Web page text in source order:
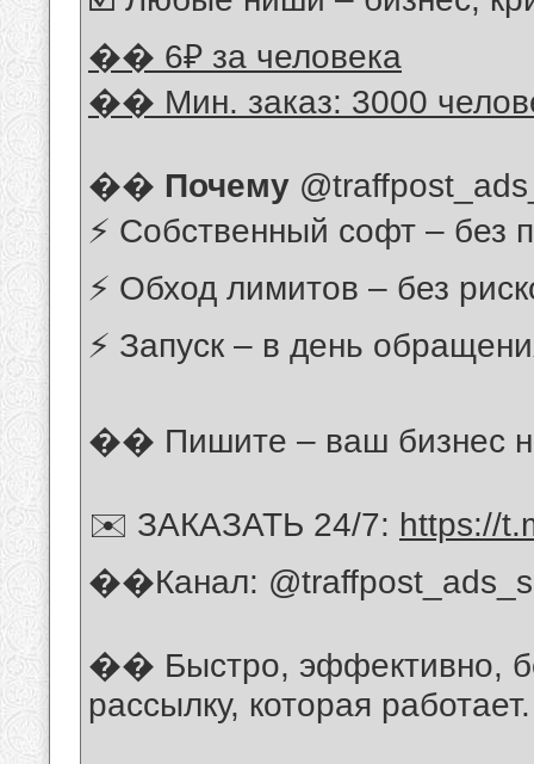
�� 6₽ за человека
�� Мин. заказ: 3000
�� Почему
⚡️ Собственный софт – без
⚡️ Обход лимитов – без
⚡️ Запуск – в день
�� Пишите – ваш бизнес
✉️ ЗАКАЗАТЬ 24/7: https://
��Канал:
�� Быстро, эффективно,
рассылку, которая работает.